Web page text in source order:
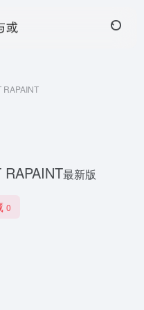
RAPAINT
最新版
0